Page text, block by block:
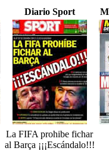
Diario Sport
La FIFA prohibe fichar
al Barça ¡¡¡Escándalo!!!